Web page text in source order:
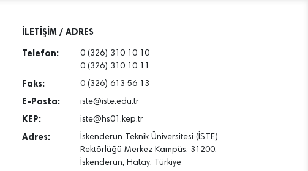
İLETİŞİM / ADRES
Telefon:
0 (326) 310 10 10
0 (326) 310 10 11
Faks: 0 (326) 613 56 13
E-Posta: iste@iste.edu.tr
KEP: iste@hs01.kep.tr
Adres:
İskenderun Teknik Üniversitesi (İSTE)
Rektörlüğü Merkez Kampüs, 31200,
İskenderun, Hatay, Türkiye